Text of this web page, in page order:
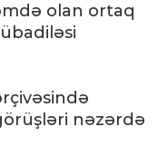
olan ortaq
nəzərdə